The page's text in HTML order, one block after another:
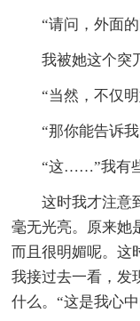
“请问，外面
我被她这个突
“当然，不仅
“那你能告诉
“这……”我有
这时我才注意
毫无光亮。原来她
而且很明媚呢。这
我接过去一看，发
什么。“这是我心